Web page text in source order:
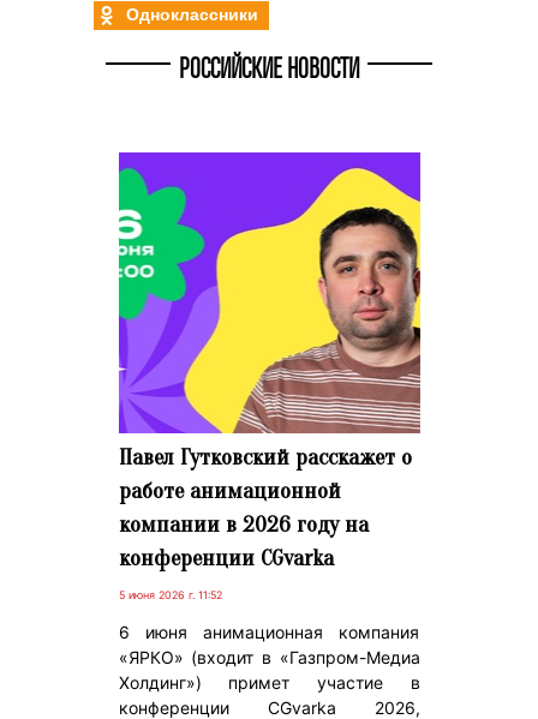
Одноклассники
РОССИЙСКИЕ НОВОСТИ
Павел Гутковский расскажет о
работе анимационной
компании в 2026 году на
конференции CGvarka
5 июня 2026 г. 11:52
6 июня анимационная компания
«ЯРКО» (входит в «Газпром-Медиа
Холдинг») примет участие в
конференции CGvarka 2026,